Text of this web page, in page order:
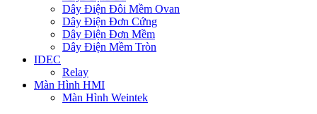
Dây Điện Đôi Mềm Ovan
Dây Điện Đơn Cứng
Dây Điện Đơn Mềm
Dây Điện Mềm Tròn
IDEC
Relay
Màn Hình HMI
Màn Hình Weintek